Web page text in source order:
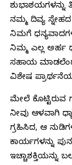
ಶುಭಾಶಯಗಳನ್ನು
ನಮ್ಮ ದಿವ್ಯ
ನಿಮಗೆ
ನಿಮ್ಮ ಎಲ್ಲ ಅರ್ಹ
ಸಹಾಯ
ವಿಶೇಷ
ಮೇಲೆ ಕೊಟ್ಟಿರುವ
ನೀವು ಆಳವಾಗಿ
ಗ್ರಹಿಸಿದ, ಆ
ಕಾರ್ಯಗಳನ್ನು
ಇಚ್ಚಾಶಕ್ತಿಯನ್ನು